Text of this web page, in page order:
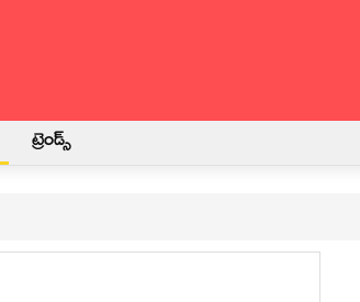
ట్రెండ్స్